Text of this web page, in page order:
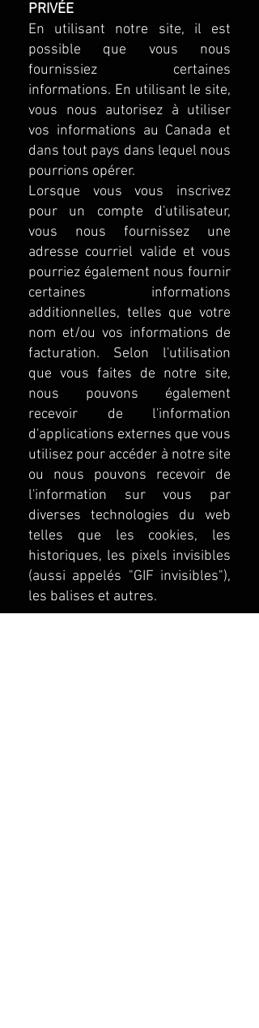
PRIVÉE
En utilisant notre site, il est
possible que vous nous
fournissiez certaines
informations. En utilisant le site,
vous nous autorisez à utiliser
vos informations au Canada et
dans tout pays dans lequel nous
pourrions opérer.
Lorsque vous vous inscrivez
pour un compte d'utilisateur,
vous nous fournissez une
adresse courriel valide et vous
pourriez également nous fournir
certaines informations
additionnelles, telles que votre
nom et/ou vos informations de
facturation. Selon l'utilisation
que vous faites de notre site,
nous pouvons également
recevoir de l'information
d'applications externes que vous
utilisez pour accéder à notre site
ou nous pouvons recevoir de
l'information sur vous par
diverses technologies du web
telles que les cookies, les
historiques, les pixels invisibles
(aussi appelés "GIF invisibles"),
les balises et autres.